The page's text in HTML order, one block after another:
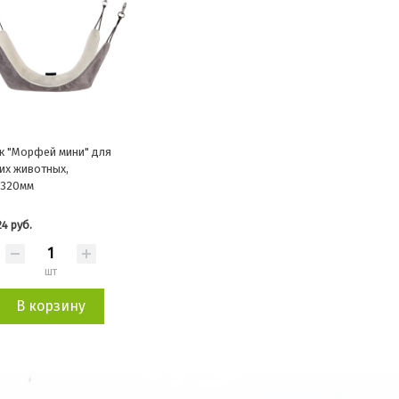
"Морфей мини" для
животных,
руб.
шт
В корзину